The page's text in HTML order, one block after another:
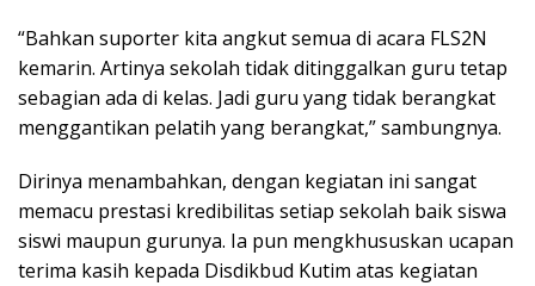
“Bahkan suporter kita angkut semua di acara FLS2N
kemarin. Artinya sekolah tidak ditinggalkan guru tetap
sebagian ada di kelas. Jadi guru yang tidak berangkat
menggantikan pelatih yang berangkat,” sambungnya.
Dirinya menambahkan, dengan kegiatan ini sangat
memacu prestasi kredibilitas setiap sekolah baik siswa
siswi maupun gurunya. Ia pun mengkhususkan ucapan
terima kasih kepada Disdikbud Kutim atas kegiatan